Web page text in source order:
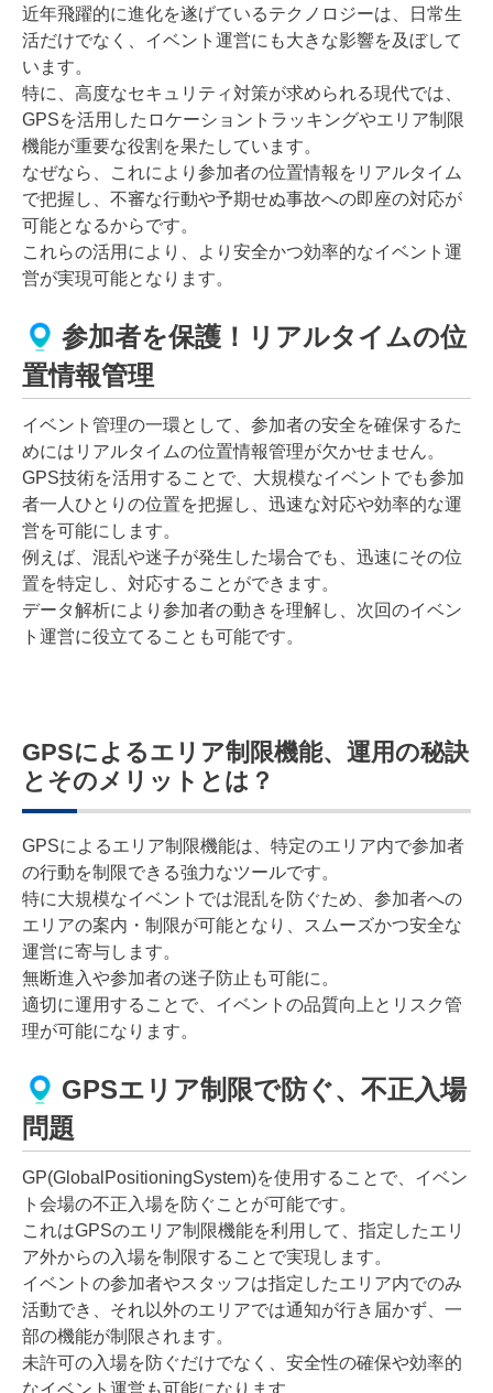
近年飛躍的に進化を遂げているテクノロジーは、日常生
活だけでなく、イベント運営にも大きな影響を及ぼして
います。
特に、高度なセキュリティ対策が求められる現代では、
GPSを活用したロケーショントラッキングやエリア制限
機能が重要な役割を果たしています。
なぜなら、これにより参加者の位置情報をリアルタイム
で把握し、不審な行動や予期せぬ事故への即座の対応が
可能となるからです。
これらの活用により、より安全かつ効率的なイベント運
営が実現可能となります。
参加者を保護！リアルタイムの位
置情報管理
イベント管理の一環として、参加者の安全を確保するた
めにはリアルタイムの位置情報管理が欠かせません。
GPS技術を活用することで、大規模なイベントでも参加
者一人ひとりの位置を把握し、迅速な対応や効率的な運
営を可能にします。
例えば、混乱や迷子が発生した場合でも、迅速にその位
置を特定し、対応することができます。
データ解析により参加者の動きを理解し、次回のイベン
ト運営に役立てることも可能です。
GPSによるエリア制限機能、運用の秘訣
とそのメリットとは？
GPSによるエリア制限機能は、特定のエリア内で参加者
の行動を制限できる強力なツールです。
特に大規模なイベントでは混乱を防ぐため、参加者への
エリアの案内・制限が可能となり、スムーズかつ安全な
運営に寄与します。
無断進入や参加者の迷子防止も可能に。
適切に運用することで、イベントの品質向上とリスク管
理が可能になります。
GPSエリア制限で防ぐ、不正入場
問題
GP(GlobalPositioningSystem)を使用することで、イベン
ト会場の不正入場を防ぐことが可能です。
これはGPSのエリア制限機能を利用して、指定したエリ
ア外からの入場を制限することで実現します。
イベントの参加者やスタッフは指定したエリア内でのみ
活動でき、それ以外のエリアでは通知が行き届かず、一
部の機能が制限されます。
未許可の入場を防ぐだけでなく、安全性の確保や効率的
なイベント運営も可能になります。